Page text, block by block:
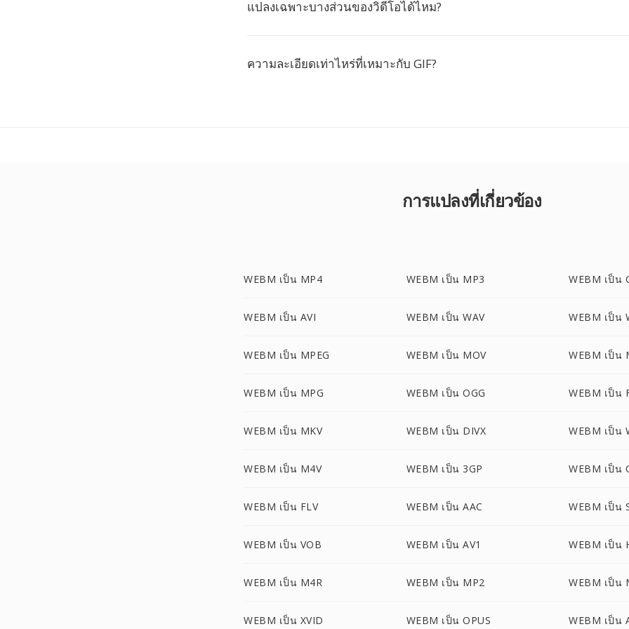
แปลงเฉพาะบางส่วนของวิดีโอได้ไหม?
ความละเอียดเท่าไหร่ที่เหมาะกับ GIF?
การแปลงที่เกี่ยวข้อง
WEBM เป็น MP4 WEBM เป็น MP3 WEBM เป็น
WEBM เป็น AVI WEBM เป็น WAV WEBM เป็น
WEBM เป็น MPEG WEBM เป็น MOV WEBM เป็น
WEBM เป็น MPG WEBM เป็น OGG WEBM เป็น
WEBM เป็น MKV WEBM เป็น DIVX WEBM เป็น
WEBM เป็น M4V WEBM เป็น 3GP WEBM เป็น
WEBM เป็น FLV WEBM เป็น AAC WEBM เป็น
WEBM เป็น VOB WEBM เป็น AV1 WEBM เป็น
WEBM เป็น M4R WEBM เป็น MP2 WEBM เป็น
WEBM เป็น XVID WEBM เป็น OPUS WEBM เป็น